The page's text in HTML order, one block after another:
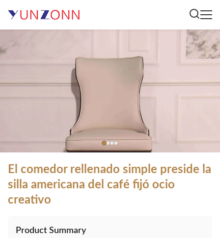
El comedor rellenado simple preside la
silla americana del café fijó ocio
creativo
Product Summary